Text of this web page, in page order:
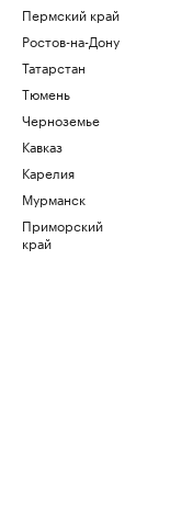
Пермский край
Ростов-на-Дону
Татарстан
Тюмень
Черноземье
Кавказ
Карелия
Мурманск
Приморский
край